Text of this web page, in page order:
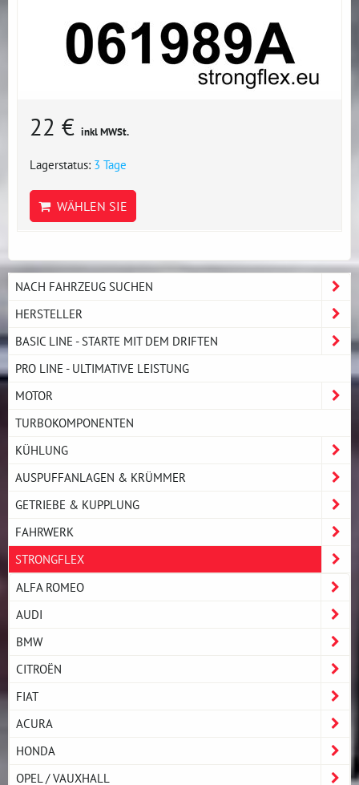
22 € inkl MWSt.
Lagerstatus: 3 Tage
WÄHLEN SIE
NACH FAHRZEUG SUCHEN
HERSTELLER
BASIC LINE - STARTE MIT DEM DRIFTEN
PRO LINE - ULTIMATIVE LEISTUNG
MOTOR
TURBOKOMPONENTEN
KÜHLUNG
AUSPUFFANLAGEN & KRÜMMER
GETRIEBE & KUPPLUNG
FAHRWERK
STRONGFLEX
ALFA ROMEO
AUDI
BMW
CITROËN
FIAT
ACURA
HONDA
OPEL / VAUXHALL